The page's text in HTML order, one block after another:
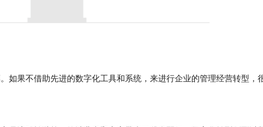
如果不借助先进的数字化工具和系统，来进行企业的管理经营转型，